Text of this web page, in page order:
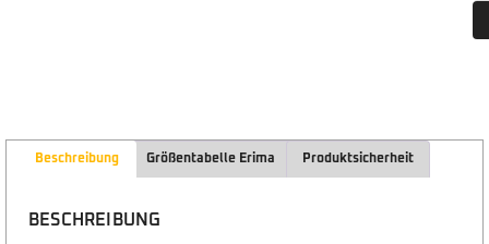
Beschreibung Größentabelle Erima Produktsicherheit
BESCHREIBUNG